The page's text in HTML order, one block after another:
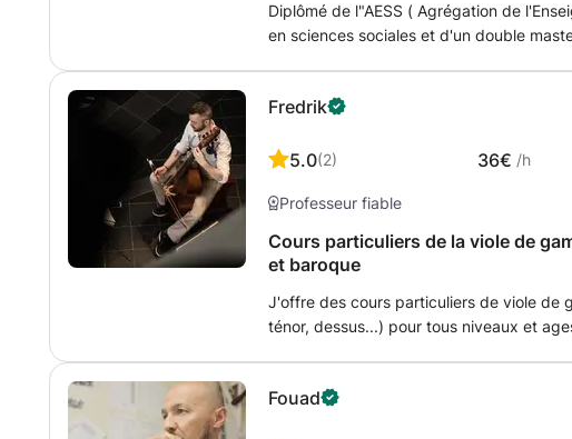
Diplômé de l"AESS ( Agrégation de
en sciences sociales et d'un double
humaines, à l'ULB ou ailleurs. Mon but
connaissances en politiques, et à mieux
Fredrik
5.0(2) 36€ /h
Professeur fiable
Cours particuliers de la viole de
et baroque
J'offre des cours particuliers de viole de
ténor, dessus...) pour tous niveaux et ages. Musicien diplômé, je
connaissance de la repertoire. Les cours peuvent être données en
Fouad